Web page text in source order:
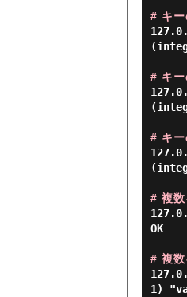
# キー
# キ
# キー
# 複数
OK
# 複数
1)